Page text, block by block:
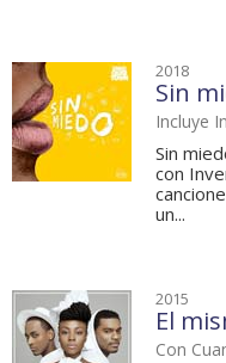
2018
Sin
Incluye
Sin
con
un...
2015
El
Con